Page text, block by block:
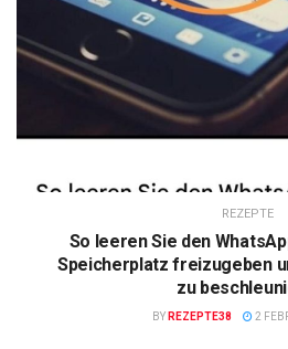
REZEPTE
So leeren Sie den
Speicherplatz freizugeben
zu
BY REZEPTE38 2